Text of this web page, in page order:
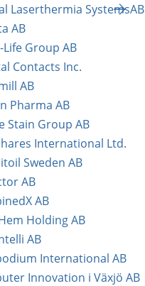
Laserthermia SystemsAB
AB
Life Group AB
Contacts Inc.
AB
Pharma AB
Stain Group AB
International Ltd.
Sweden AB
AB
AB
Holding AB
AB
International AB
Innovation i Växjö AB